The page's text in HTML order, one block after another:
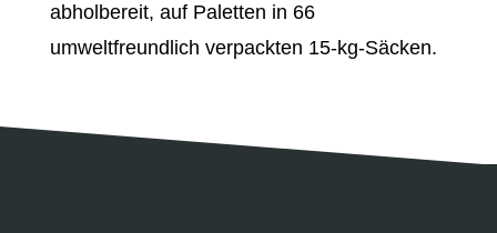
abholbereit, auf Paletten in 66
umweltfreundlich verpackten 15-kg-Säcken.